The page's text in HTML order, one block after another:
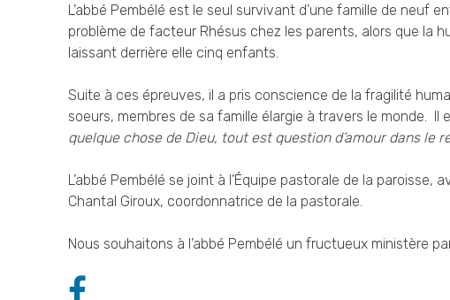
L’abbé Pembélé est le seul survivant d’une famille de
problème de facteur Rhésus chez les parents, alors que la
laissant derrière elle cinq enfants.
Suite à ces épreuves, il a pris conscience de la fragilité
soeurs, membres de sa famille élargie à travers le monde. Il
quelque chose de Dieu, tout est question d’amour dans le
L’abbé Pembélé se joint à l’Équipe pastorale de la
Chantal Giroux, coordonnatrice de la pastorale.
Nous souhaitons à l’abbé Pembélé un fructueux ministère